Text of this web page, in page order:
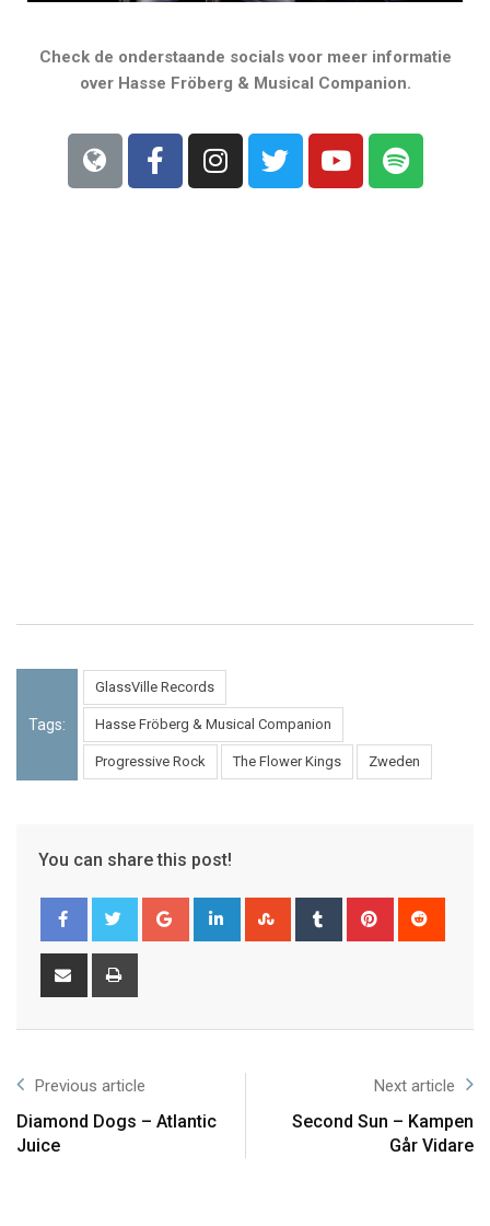
Check de onderstaande socials voor meer informatie
over Hasse Fröberg & Musical Companion.
Tags:
GlassVille Records
Hasse Fröberg & Musical Companion
Progressive Rock The Flower Kings Zweden
You can share this post!
Previous article
Diamond Dogs – Atlantic
Juice
Next article
Second Sun – Kampen
Går Vidare